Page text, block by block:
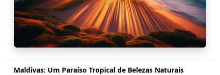
Maldivas: Um Paraíso Tropical de Belezas Naturais